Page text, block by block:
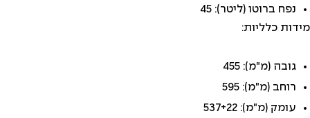
נפח ברוטו (ליטר): 45
מידות כלליות:
גובה (מ"מ): 455
רוחב (מ"מ): 595
עומק (מ"מ): 537+22